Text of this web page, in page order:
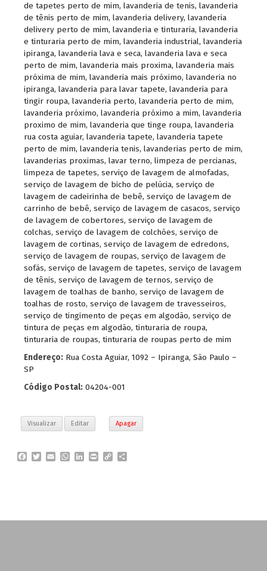
de tapetes perto de mim, lavanderia de tenis, lavanderia
de tênis perto de mim, lavanderia delivery, lavanderia
delivery perto de mim, lavanderia e tinturaria, lavanderia
e tinturaria perto de mim, lavanderia industrial, lavanderia
ipiranga, lavanderia lava e seca, lavanderia lava e seca
perto de mim, lavanderia mais proxima, lavanderia mais
próxima de mim, lavanderia mais próximo, lavanderia no
ipiranga, lavanderia para lavar tapete, lavanderia para
tingir roupa, lavanderia perto, lavanderia perto de mim,
lavanderia próximo, lavanderia próximo a mim, lavanderia
proximo de mim, lavanderia que tinge roupa, lavanderia
rua costa aguiar, lavanderia tapete, lavanderia tapete
perto de mim, lavanderia tenis, lavanderias perto de mim,
lavanderias proximas, lavar terno, limpeza de percianas,
limpeza de tapetes, serviço de lavagem de almofadas,
serviço de lavagem de bicho de pelúcia, serviço de
lavagem de cadeirinha de bebê, serviço de lavagem de
carrinho de bebê, serviço de lavagem de casacos, serviço
de lavagem de cobertores, serviço de lavagem de
colchas, serviço de lavagem de colchões, serviço de
lavagem de cortinas, serviço de lavagem de edredons,
serviço de lavagem de roupas, serviço de lavagem de
sofás, serviço de lavagem de tapetes, serviço de lavagem
de tênis, serviço de lavagem de ternos, serviço de
lavagem de toalhas de banho, serviço de lavagem de
toalhas de rosto, serviço de lavagem de travesseiros,
serviço de tingimento de peças em algodão, serviço de
tintura de peças em algodão, tinturaria de roupa,
tinturaria de roupas, tinturaria de roupas perto de mim
Endereço: Rua Costa Aguiar, 1092 – Ipiranga, São Paulo –
SP
Código Postal: 04204-001
Visualizar Editar Apagar
k
T
E
W
p
n
P
C
k
a